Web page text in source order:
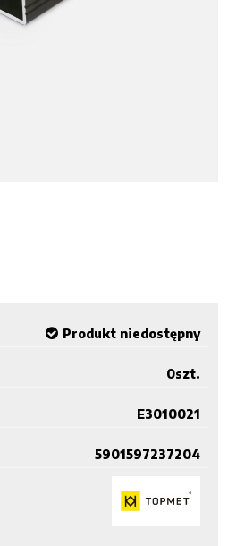
Produkt niedostępny
szt.
0
E3010021
5901597237204